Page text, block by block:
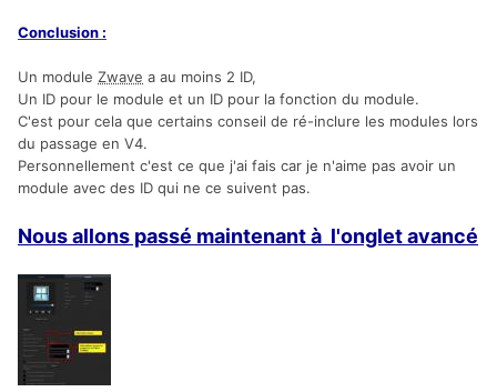
Conclusion :
Un module Zwave a au moins 2 ID,
Un ID pour le module et un ID pour la fonction du module.
C'est pour cela que certains conseil de ré-inclure les modules lors
du passage en V4.
Personnellement c'est ce que j'ai fais car je n'aime pas avoir un
module avec des ID qui ne ce suivent pas.
Nous allons passé maintenant à l'onglet avancé